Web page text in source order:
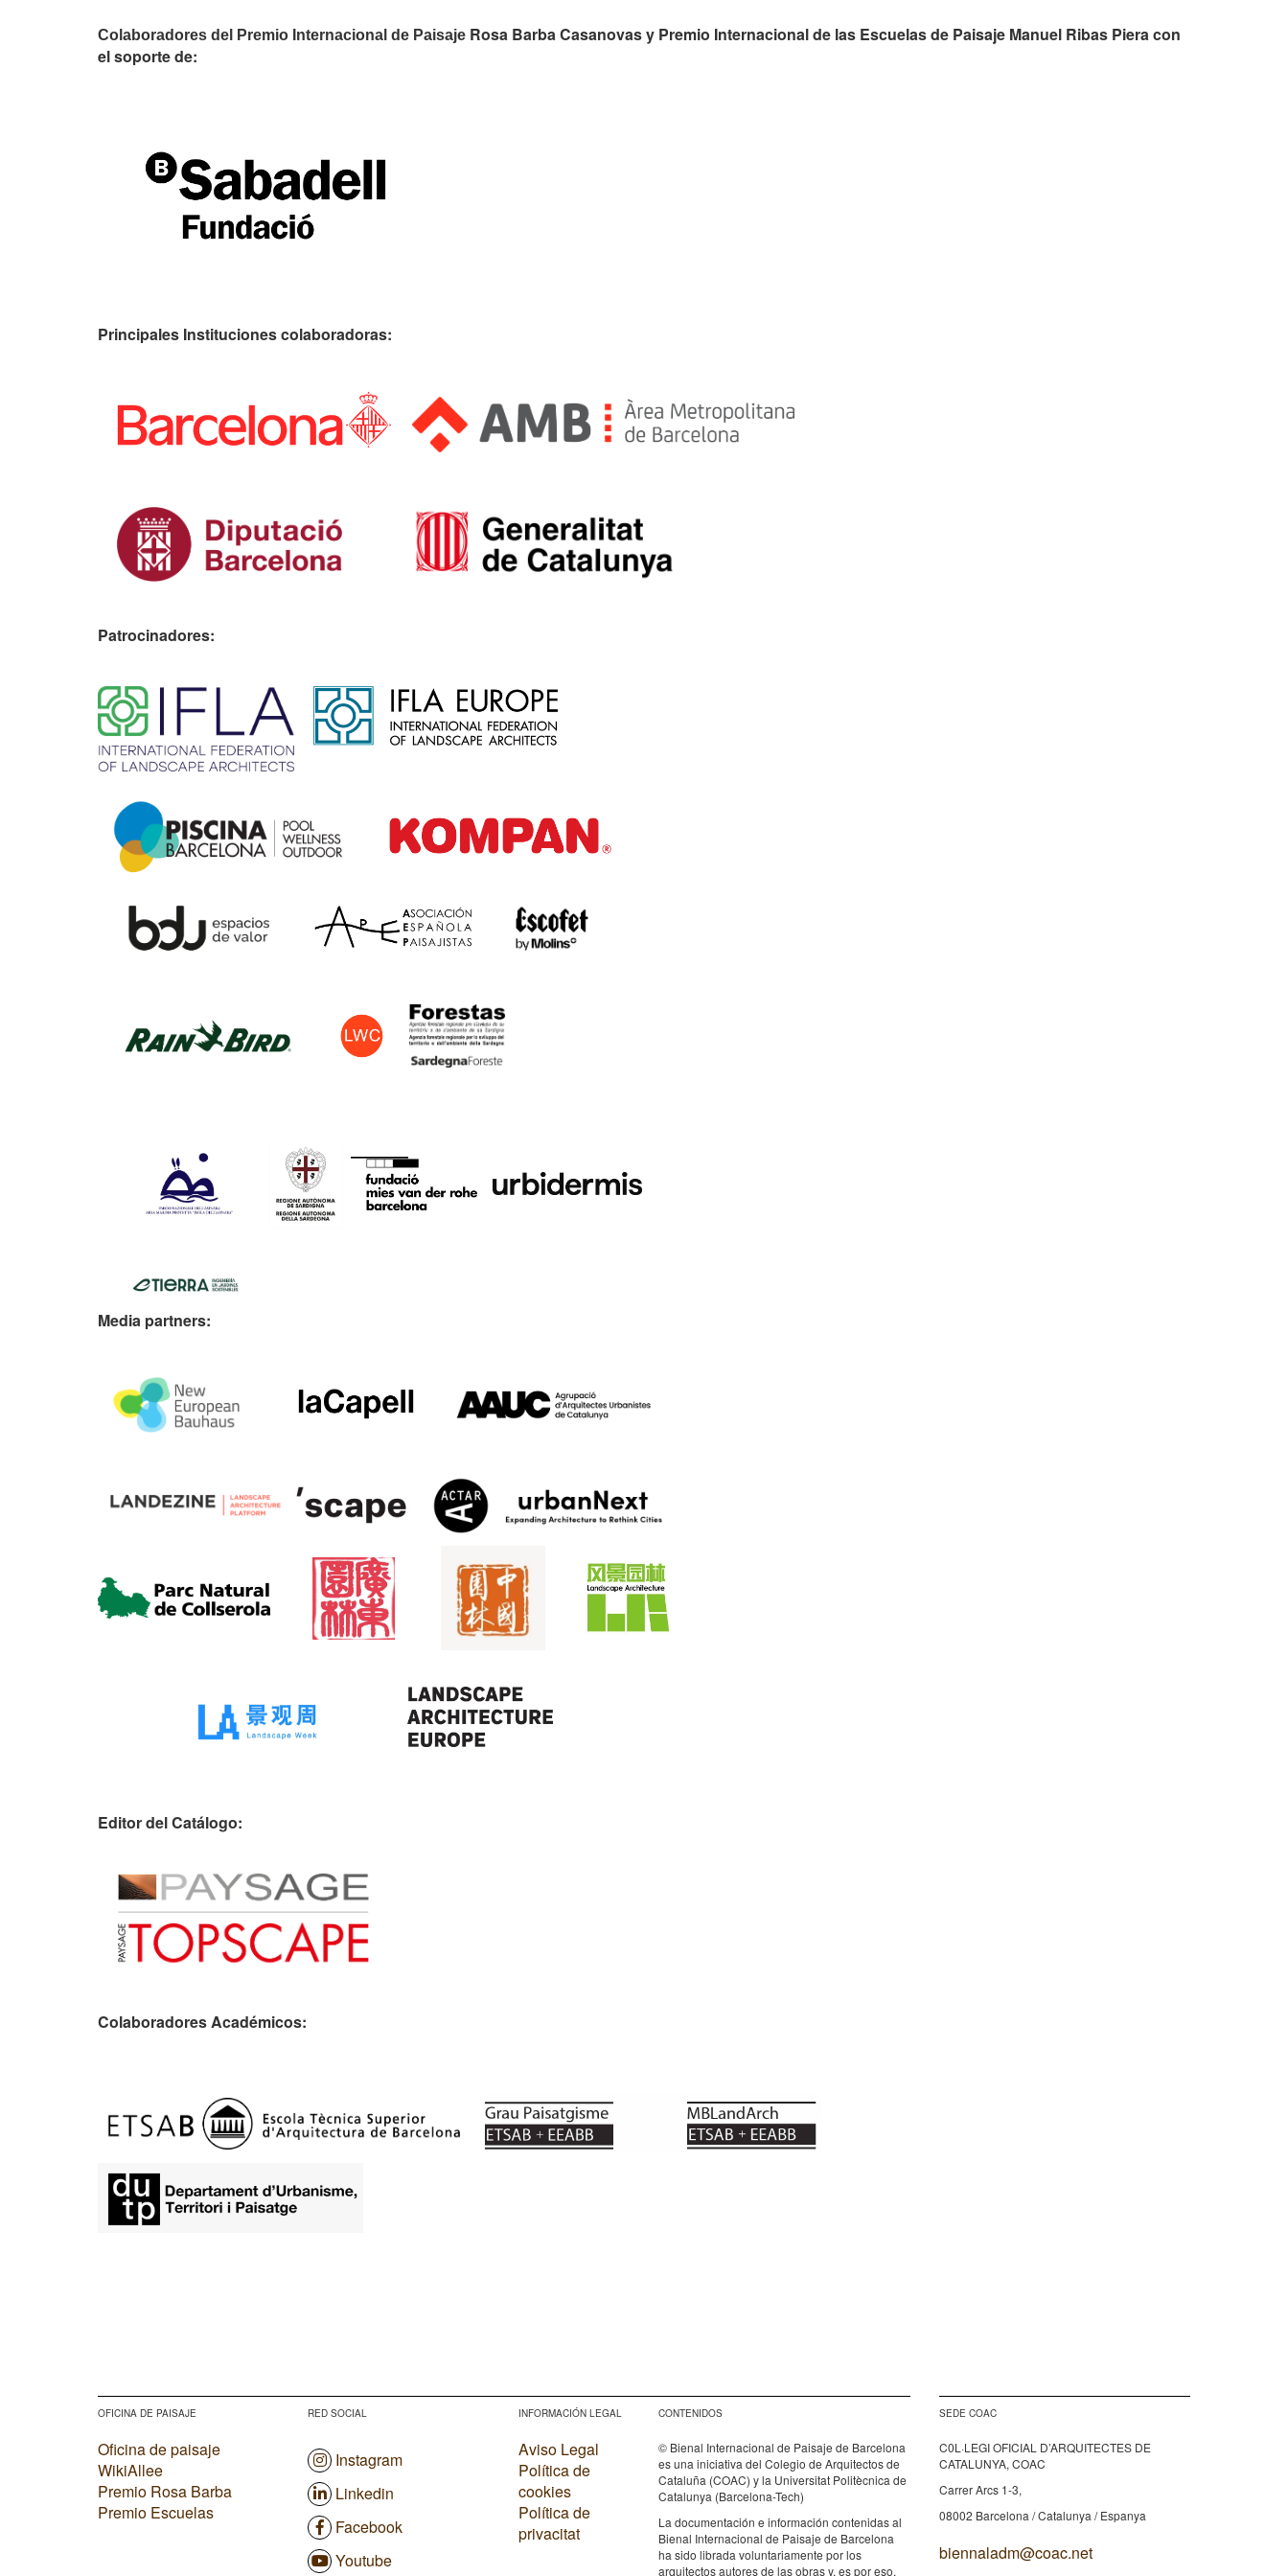
Colaboradores del Premio Internacional de Paisaje Rosa Barba Casanovas y Premio Internacional de las Escuelas de Paisaje Manuel Ribas Piera con
el soporte de:
Principales Instituciones colaboradoras:
Patrocinadores:
Media partners:
Editor del Catálogo:
Colaboradores Académicos:
OFICINA DE PAISAJE
Oficina de paisaje
WikiAllee
Premio Rosa Barba
Premio Escuelas
RED SOCIAL
Instagram
Linkedin
Facebook
Youtube
INFORMACIÓN LEGAL
Aviso Legal
Política de
cookies
Política de
privacitat
CONTENIDOS
© Bienal Internacional de Paisaje de Barcelona
es una iniciativa del Colegio de Arquitectos de
Cataluña (COAC) y la Universitat Politècnica de
Catalunya (Barcelona-Tech)
La documentación e información contenidas al
Bienal Internacional de Paisaje de Barcelona
ha sido librada voluntariamente por los
arquitectos autores de las obras y, es por eso,
SEDE COAC
C0L·LEGI OFICIAL D’ARQUITECTES DE
CATALUNYA, COAC
Carrer Arcs 1-3,
08002 Barcelona / Catalunya / Espanya
biennaladm@coac.net